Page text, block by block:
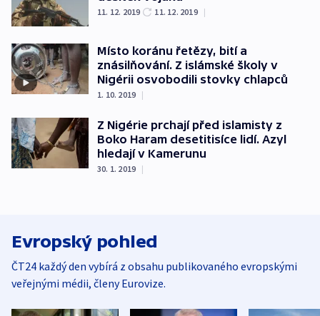
11. 12. 2019 11. 12. 2019 |
Místo koránu řetězy, bití a
znásilňování. Z islámské školy v
Nigérii osvobodili stovky chlapců
1. 10. 2019 |
Z Nigérie prchají před islamisty z
Boko Haram desetitisíce lidí. Azyl
hledají v Kamerunu
30. 1. 2019 |
Evropský pohled
ČT24 každý den vybírá z obsahu publikovaného evropskými
veřejnými médii, členy Eurovize.